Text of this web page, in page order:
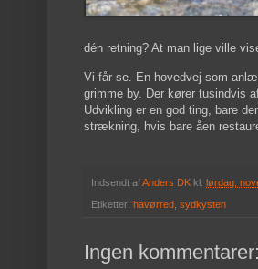
dén retning? At man lige ville
Vi får se. En hovedvej som
grimme by. Der kører tusindvis
Udvikling er en god ting, bare
strækning, hvis bare åen
Indsendt afAnders DK kl. lørdag,
Etiketter: havørred sydkysten
Ingen kommentarer: